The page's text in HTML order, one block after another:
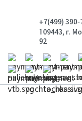
+7(499)
109443, г.
92